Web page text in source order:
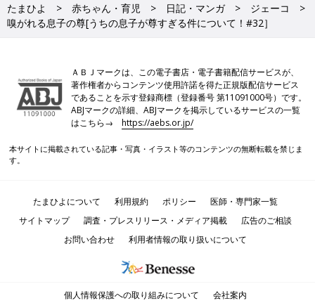
たまひよ 赤ちゃん・育児 日記・マンガ
ジェーコ
嗅がれる息子の尊[うちの息子が尊すぎる件について！#32］
ＡＢＪマークは、この電子書店・電子書籍配信サービスが、
著作権者からコンテンツ使用許諾を得た正規版配信サービス
であることを示す登録商標（登録番号 第11091000号）です。
ABJマークの詳細、ABJマークを掲示しているサービスの一覧
はこちら→https://aebs.or.jp/
本サイトに掲載されている記事・写真・イラスト等のコンテンツの無断転載を禁じま
す。
たまひよについて 利用規約 ポリシー
医師・専門家一覧
サイトマップ
調査・プレスリリース・メディア掲載
広告のご相談
お問い合わせ
利用者情報の取り扱いについて
個人情報保護への取り組みについて 会社案内